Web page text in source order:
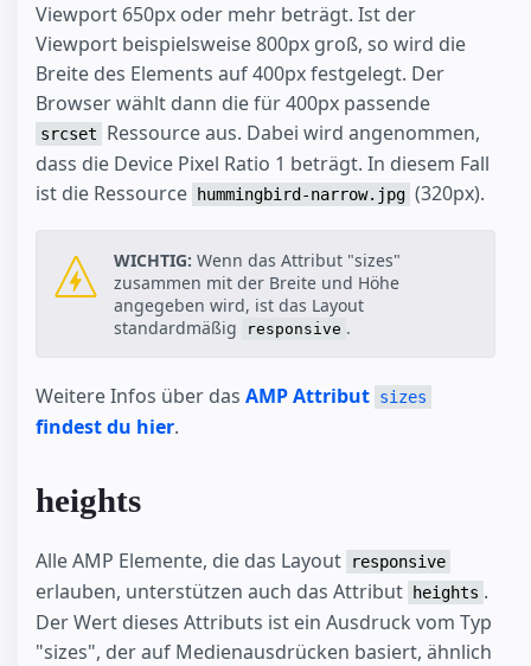
Viewport 650px oder mehr beträgt. Ist der
Viewport beispielsweise 800px groß, so wird die
Breite des Elements auf 400px festgelegt. Der
Browser wählt dann die für 400px passende
srcset
Ressource aus. Dabei wird angenommen,
dass die Device Pixel Ratio 1 beträgt. In diesem Fall
ist die Ressource
hummingbird-narrow.jpg (320px).
WICHTIG: Wenn das Attribut "sizes"
zusammen mit der Breite und Höhe
angegeben wird, ist das Layout
standardmäßig
responsive .
Weitere Infos über das AMP Attribut sizes
findest du hier.
heights
Alle AMP Elemente, die das Layout responsive
erlauben, unterstützen auch das Attribut heights .
Der Wert dieses Attributs ist ein Ausdruck vom Typ
"sizes", der auf Medienausdrücken basiert, ähnlich